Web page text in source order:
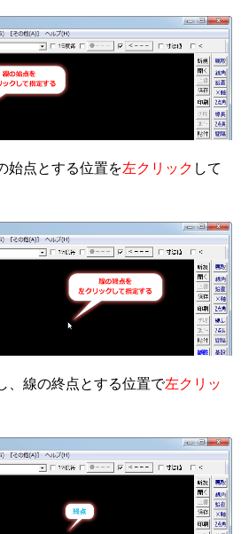
始点とする位置を左クリック して
、線の終点とする位置で左クリッ